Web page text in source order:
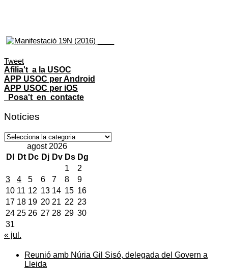
Tweet
Afilia't a la USOC
APP USOC per Android
APP USOC per iOS
Posa't en contacte
Notícies
Notícies
agost 2026
Dl
Dt Dc Dj Dv Ds Dg
1
2
3
4 5 6 7 8
9
10 11 12 13 14 15 16
17 18 19 20 21 22 23
24 25 26 27 28 29 30
31
« jul.
Reunió amb Núria Gil Sisó, delegada del Govern a
Lleida